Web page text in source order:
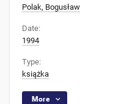
Polak, Bogusław
Date:
1994
Type:
książka
More